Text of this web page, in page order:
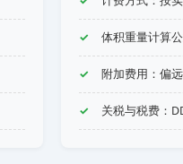
体积重量计算
附加费用：偏
关税与税费：